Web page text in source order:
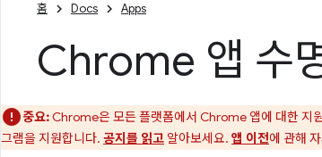
홈 Docs Apps
Chrome 앱 수
중요:Chrome은 모든 플랫폼에서 Chrome 앱에 대한 지
그램을 지원합니다. 공지를 읽고 알아보세요. 앱 이전에 관해